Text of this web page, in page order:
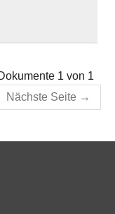
1 von 1
Nächste Seite →